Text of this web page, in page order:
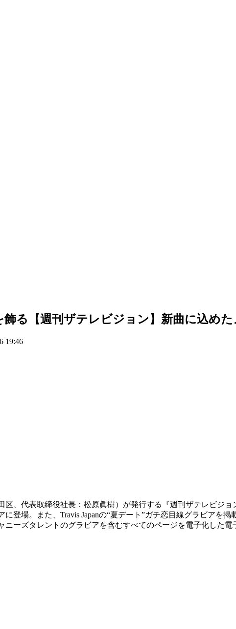
る【週刊ザテレビジョン】新曲に込め
19:46
、代表取締役社長：松原眞樹）が発行する『週刊ザテレビジ
登場。また、Travis Japanの“夏デート”ガチ恋目線グラビアを
ニーズタレントのグラビアを含むすべてのページを電子化した